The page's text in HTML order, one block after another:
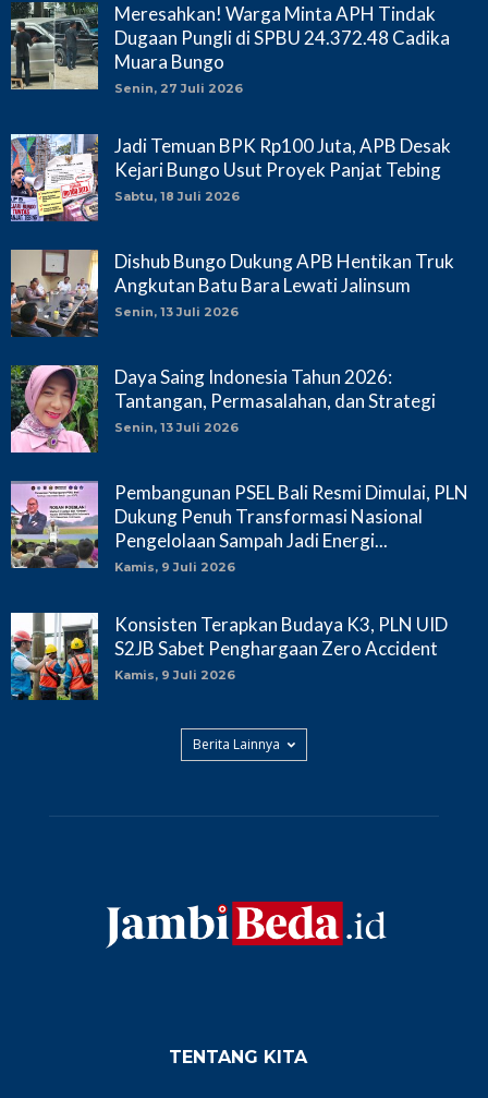
Meresahkan! Warga Minta APH Tindak
Dugaan Pungli di SPBU 24.372.48 Cadika
Muara Bungo
Senin, 27 Juli 2026
Jadi Temuan BPK Rp100 Juta, APB Desak
Kejari Bungo Usut Proyek Panjat Tebing
Sabtu, 18 Juli 2026
Dishub Bungo Dukung APB Hentikan Truk
Angkutan Batu Bara Lewati Jalinsum
Senin, 13 Juli 2026
Daya Saing Indonesia Tahun 2026:
Tantangan, Permasalahan, dan Strategi
Senin, 13 Juli 2026
Pembangunan PSEL Bali Resmi Dimulai, PLN
Dukung Penuh Transformasi Nasional
Pengelolaan Sampah Jadi Energi...
Kamis, 9 Juli 2026
Konsisten Terapkan Budaya K3, PLN UID
S2JB Sabet Penghargaan Zero Accident
Kamis, 9 Juli 2026
Berita Lainnya
TENTANG KITA